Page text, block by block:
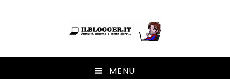
Ilblogger.it
Il portalino di blog | MENU